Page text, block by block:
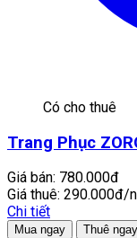
Có cho thuê
Trang Phục
Giá bán: 780.000đ
Giá thuê: 290.000đ/
Chi tiết
Mua ngay Thuê ngay